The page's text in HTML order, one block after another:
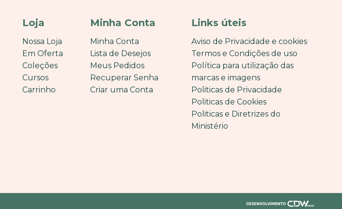
Loja
Nossa Loja
Em Oferta
Coleções
Cursos
Carrinho
Minha Conta
Minha Conta
Lista de Desejos
Meus Pedidos
Recuperar Senha
Criar uma Conta
Links úteis
Aviso de Privacidade e cookies
Termos e Condições de uso
Política para utilização das
marcas e imagens
Politicas de Privacidade
Politicas de Cookies
Politicas e Diretrizes do
Ministério